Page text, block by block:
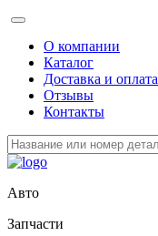
О компании
Каталог
Доставка и оплата
Отзывы
Контакты
Авто
Запчасти